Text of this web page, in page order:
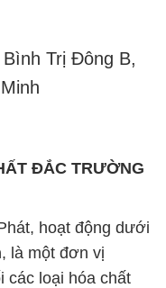
Trị Đông B,
ĐẮC TRƯỜNG
hoạt động dưới
, là một đơn vị
các loại hóa chất